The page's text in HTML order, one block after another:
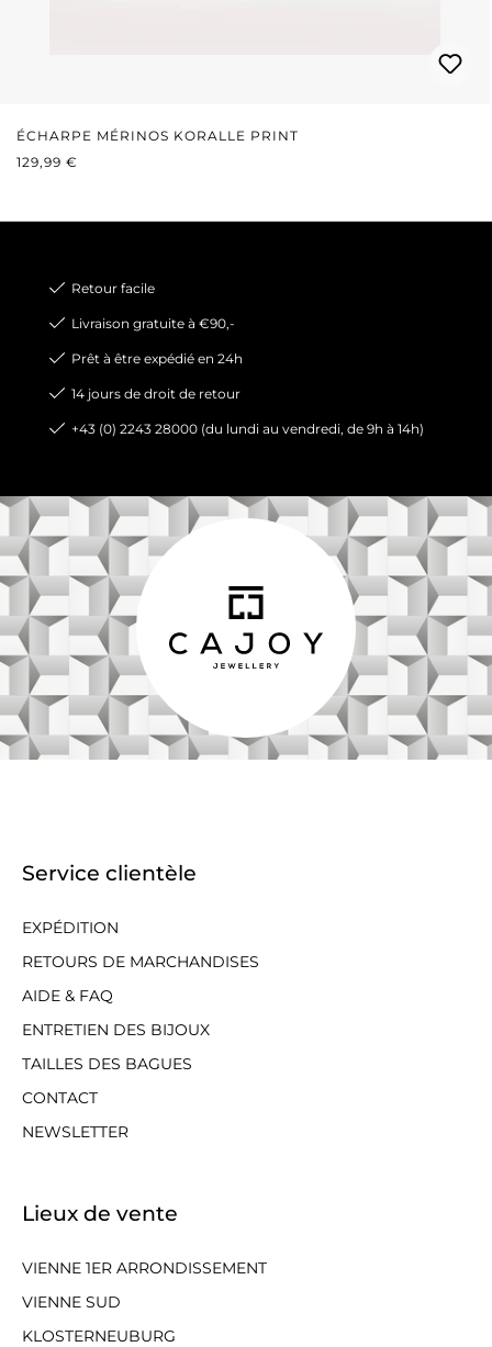
ÉCHARPE MÉRINOS KORALLE PRINT
PRIX RÉGULIER :
129,99 €
Retour facile
Livraison gratuite à €90,-
Prêt à être expédié en 24h
14 jours de droit de retour
+43 (0) 2243 28000 (du lundi au vendredi, de 9h à 14h)
Service clientèle
EXPÉDITION
RETOURS DE MARCHANDISES
AIDE & FAQ
ENTRETIEN DES BIJOUX
TAILLES DES BAGUES
CONTACT
NEWSLETTER
Lieux de vente
VIENNE 1ER ARRONDISSEMENT
VIENNE SUD
KLOSTERNEUBURG